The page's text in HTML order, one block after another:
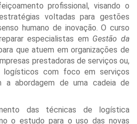
profissional, visando o
voltadas para gestões
humano de inovação. O curso
especialistas em Gestão da
que atuem em organizações de
prestadoras de serviços ou,
logísticos com foco em serviços
a abordagem de uma cadeia de
das técnicas de logística
o estudo para o uso das novas